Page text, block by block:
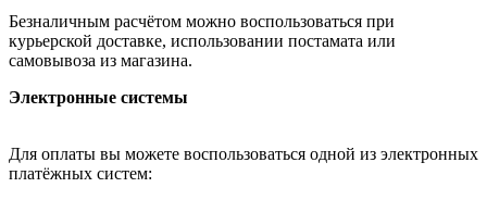
Безналичным расчётом можно воспользоваться при
курьерской доставке, использовании постамата или
самовывоза из магазина.
Электронные системы
Для оплаты вы можете воспользоваться одной из электронных
платёжных систем: